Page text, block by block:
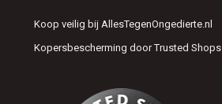
Koop veilig bij AllesTegenOngedierte.nl
Kopersbescherming door Trusted Shops